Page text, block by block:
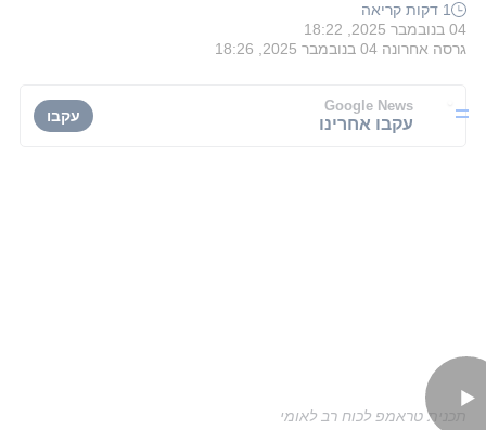
1 דקות קריאה
04 בנובמבר 2025, 18:22
גרסה אחרונה 04 בנובמבר 2025, 18:26
Google News
עקבו אחרינו עקבו
תכנית טראמפ לכוח רב לאומי